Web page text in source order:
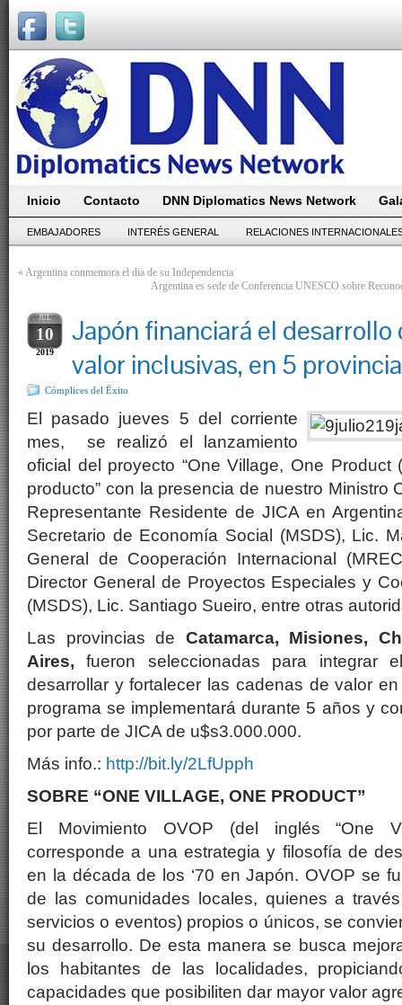
Inicio Contacto DNN Diplomatics News Network
EMBAJADORES INTERÉS GENERAL RELACIONES
«Argentina conmemora el día de su Independencia
Argentina es sede de Conferencia UNESCO sobre
JUL
10
2019
Japón financiará el desarrollo
valor inclusivas, en 5
Cómplices del Ëxito
El pasado jueves 5 del corriente
mes, se realizó el lanzamiento
oficial del proyecto “One Village, One Product
producto” con la presencia de nuestro Ministro
Representante Residente de JICA en
Secretario de Economía Social (MSDS), Lic.
General de Cooperación Internacional
Director General de Proyectos Especiales y
(MSDS), Lic. Santiago Sueiro, entre otras
Las provincias de Catamarca, Misiones,
Aires,fueron seleccionadas para integrar
desarrollar y fortalecer las cadenas de valor
programa se implementará durante 5 años y
por parte de JICA de u$s3.000.000.
Más info.: http://bit.ly/2LfUpph
SOBRE “ONE VILLAGE, ONE PRODUCT”
El Movimiento OVOP (del inglés “One
corresponde a una estrategia y filosofía de
en la década de los ‘70 en Japón. OVOP se
de las comunidades locales, quienes a
servicios o eventos) propios o únicos, se
su desarrollo. De esta manera se busca
los habitantes de las localidades,
capacidades que posibiliten dar mayor valor